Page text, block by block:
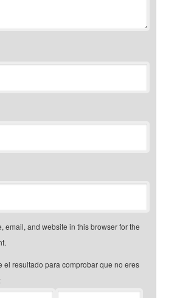
email, and website in this browser for the
el resultado para comprobar que no eres